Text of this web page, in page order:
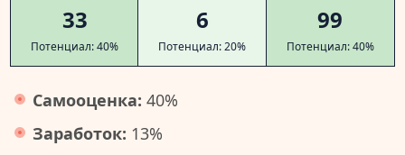
33
Потенциал: 40%
6
Потенциал: 20%
99
Потенциал: 40%
Самооценка: 40%
Заработок: 13%